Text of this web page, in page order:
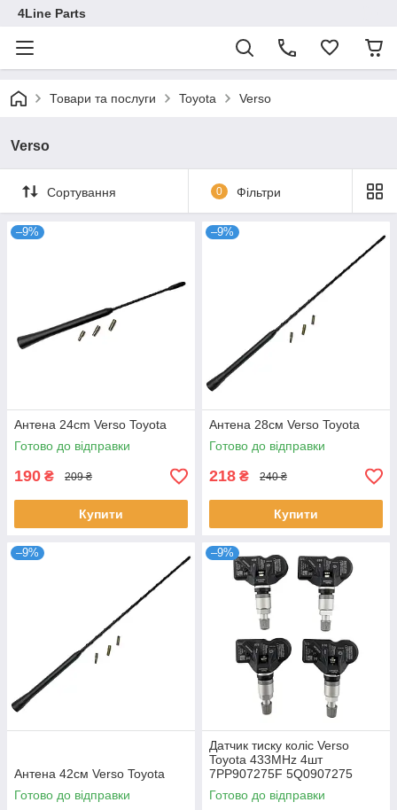
4Line Parts
Товари та послуги Toyota Verso
Verso
Сортування 0 Фільтри
–9%
Антена 24cm Verso Toyota
Готово до відправки
190 ₴ 209 ₴
Купити
–9%
Антена 28см Verso Toyota
Готово до відправки
218 ₴ 240 ₴
Купити
–9%
Антена 42см Verso Toyota
Готово до відправки
–9%
Датчик тиску коліс Verso
Toyota 433MHz 4шт
7PP907275F 5Q0907275
5Q0907275B 4D0907275
36106877937 36236781847
Готово до відправки